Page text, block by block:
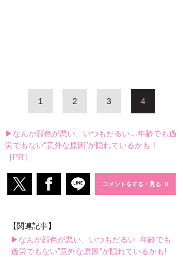
1 2 3 4
▶なんか顔色が悪い、いつもだるい…年齢でも過
労でもない“意外な原因”が隠れているかも！
［PR］
コメントをする・見る
【関連記事】
▶なんか顔色が悪い、いつもだるい...年齢でも
過労でもない“意外な原因”が隠れているかも!